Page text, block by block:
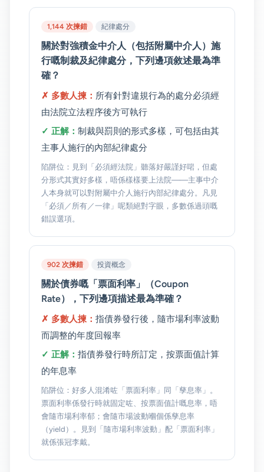
1,144 次揀錯 紀律處分
關於對強積金中介人（包括附屬中介人）施
行嘅制裁及紀律處分，下列邊項敘述最為準
確？
✗ 多數人揀： 所有針對違規行為的處分必須經
由法院立法程序後方可執行
✓ 正解： 制裁與罰則的形式多樣，可包括由其
主事人施行的內部紀律處分
陷阱位：見到「必須經法院」聽落好嚴謹好啱，但處
分形式其實好多樣，唔係樣樣要上法院——主事中介
人本身就可以對附屬中介人施行內部紀律處分。凡見
「必須／所有／一律」呢類絕對字眼，多數係過頭嘅
錯誤選項。
902 次揀錯 投資概念
關於債券嘅「票面利率」（Coupon
Rate），下列邊項描述最為準確？
✗ 多數人揀： 指債券發行後，隨市場利率波動
而調整的年度回報率
✓ 正解： 指債券發行時所訂定，按票面值計算
的年息率
陷阱位：好多人混淆咗「票面利率」同「孳息率」。
票面利率係發行時就固定咗、按票面值計嘅息率，唔
會隨市場利率郁；會隨市場波動嗰個係孳息率
（yield）。見到「隨市場利率波動」配「票面利率」
就係張冠李戴。